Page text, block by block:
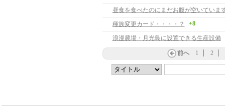
昼食を食べたのにまだお腹が空いていま
種族変更カード・・・・？
+8
浪漫農場・月光島に設置できる生産設備
前へ 1 2